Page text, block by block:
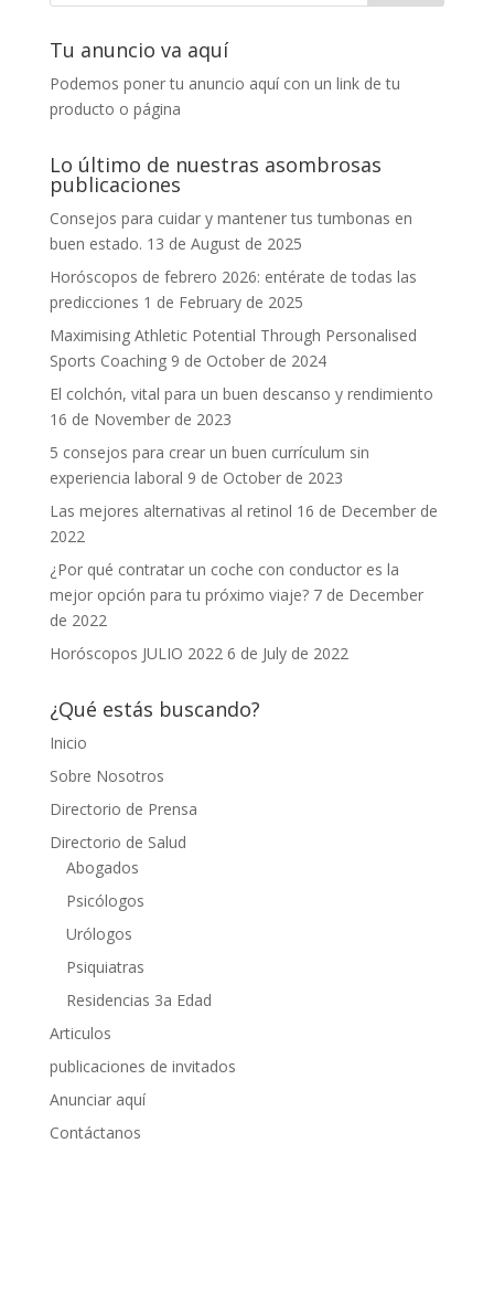
Tu anuncio va aquí
Podemos poner tu anuncio aquí con un link de tu
producto o página
Lo último de nuestras asombrosas
publicaciones
Consejos para cuidar y mantener tus tumbonas en
buen estado. 13 de August de 2025
Horóscopos de febrero 2026: entérate de todas las
predicciones 1 de February de 2025
Maximising Athletic Potential Through Personalised
Sports Coaching 9 de October de 2024
El colchón, vital para un buen descanso y rendimiento
16 de November de 2023
5 consejos para crear un buen currículum sin
experiencia laboral 9 de October de 2023
Las mejores alternativas al retinol 16 de December de
2022
¿Por qué contratar un coche con conductor es la
mejor opción para tu próximo viaje? 7 de December
de 2022
Horóscopos JULIO 2022 6 de July de 2022
¿Qué estás buscando?
Inicio
Sobre Nosotros
Directorio de Prensa
Directorio de Salud
Abogados
Psicólogos
Urólogos
Psiquiatras
Residencias 3a Edad
Articulos
publicaciones de invitados
Anunciar aquí
Contáctanos